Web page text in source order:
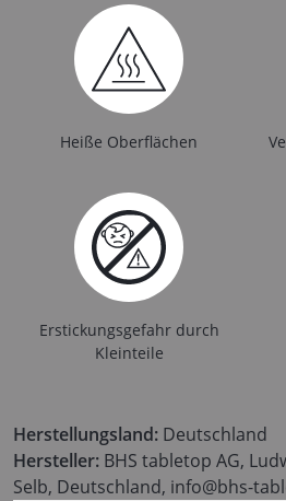
Heiße Oberflächen
Erstickungsgefahr durch
Kleinteile
Herstellungsland: Deutschland
Hersteller: BHS tabletop AG,
Selb, Deutschland, info@bhs-